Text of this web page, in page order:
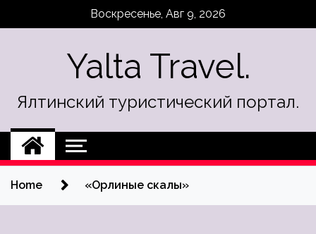
Воскресенье, Авг 9, 2026
Yalta Travel.
Ялтинский туристический портал.
Home «Орлиные скалы»